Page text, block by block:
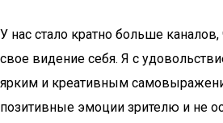
У нас стало кратно больше
свое видение себя. Я с
ярким и креативным
позитивные эмоции зрителю и не